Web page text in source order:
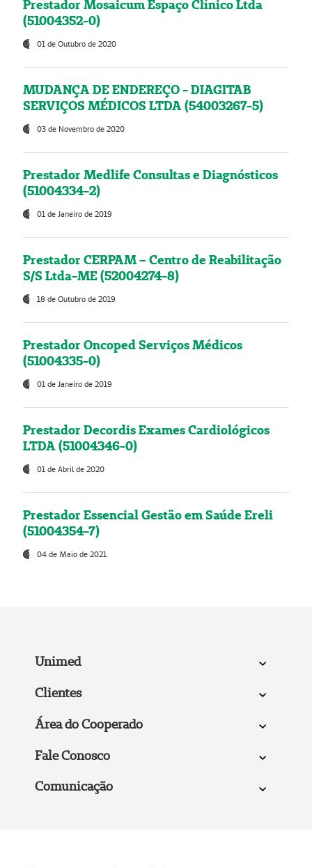
Prestador Mosaicum Espaço Clínico Ltda
(51004352-0)
01 de Outubro de 2020
MUDANÇA DE ENDEREÇO - DIAGITAB
SERVIÇOS MÉDICOS LTDA (54003267-5)
03 de Novembro de 2020
Prestador Medlife Consultas e Diagnósticos
(51004334-2)
01 de Janeiro de 2019
Prestador CERPAM – Centro de Reabilitação
S/S Ltda-ME (52004274-8)
18 de Outubro de 2019
Prestador Oncoped Serviços Médicos
(51004335-0)
01 de Janeiro de 2019
Prestador Decordis Exames Cardiológicos
LTDA (51004346-0)
01 de Abril de 2020
Prestador Essencial Gestão em Saúde Ereli
(51004354-7)
04 de Maio de 2021
Unimed
Clientes
Área do Cooperado
Fale Conosco
Comunicação